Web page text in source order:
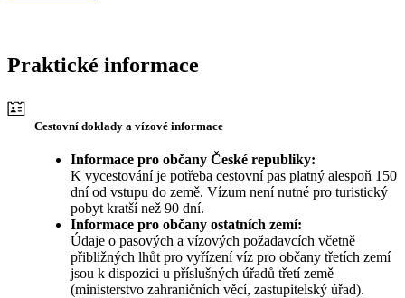
Praktické informace
Cestovní doklady a vízové informace
Informace pro občany České republiky:
K vycestování je potřeba cestovní pas platný alespoň 150
dní od vstupu do země. Vízum není nutné pro turistický
pobyt kratší než 90 dní.
Informace pro občany ostatních zemí:
Údaje o pasových a vízových požadavcích včetně
přibližných lhůt pro vyřízení víz pro občany třetích zemí
jsou k dispozici u příslušných úřadů třetí země
(ministerstvo zahraničních věcí, zastupitelský úřad).